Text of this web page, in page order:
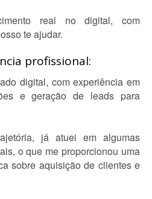
real no digital, com
te ajudar.
profissional:
digital, com experiência em
e geração de leads para
já atuei em algumas
o que me proporcionou uma
sobre aquisição de clientes e